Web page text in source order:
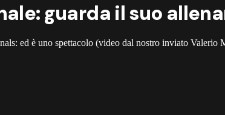
guarda il suo
ed è uno spettacolo (video dal nostro inviato Valerio